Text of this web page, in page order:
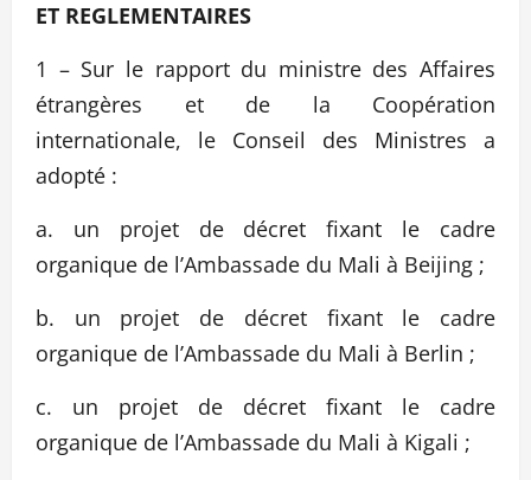
ET REGLEMENTAIRES
1 – Sur le rapport du ministre des Affaires
étrangères et de la Coopération
internationale, le Conseil des Ministres a
adopté :
a. un projet de décret fixant le cadre
organique de l’Ambassade du Mali à Beijing ;
b. un projet de décret fixant le cadre
organique de l’Ambassade du Mali à Berlin ;
c. un projet de décret fixant le cadre
organique de l’Ambassade du Mali à Kigali ;